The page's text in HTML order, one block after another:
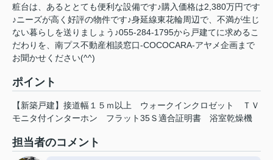
粧台は、あるととても便利な設備です♪購入価格は2,380万円です
♪ニーズが高く好評の物件です♪身延線東花輪周辺で、不満が生じ
ない暮らしを送りましょう♪055-284-1795から戸建てに求めるこ
だわりを、南プス不動産相談窓口-COCOCARA-アヤメ企画まで
お聞かせください(^^)
ポイント
【新築戸建】接道幅１５ｍ以上 ウォークインクロゼット
ＴＶ
モニタ付インターホン
フラット35Ｓ適合証明書 浴室乾燥機
担当者のコメント